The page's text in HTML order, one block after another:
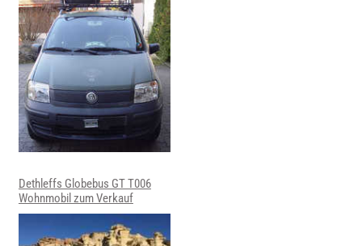
Dethleffs Globebus GT T006
Wohnmobil zum Verkauf